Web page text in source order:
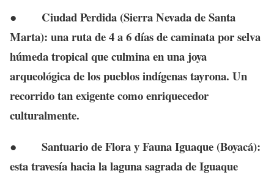
● Ciudad Perdida (Sierra Nevada de Santa
Marta): una ruta de 4 a 6 días de caminata por selva
húmeda tropical que culmina en una joya
arqueológica de los pueblos indígenas tayrona. Un
recorrido tan exigente como enriquecedor
culturalmente.
● Santuario de Flora y Fauna Iguaque (Boyacá):
esta travesía hacia la laguna sagrada de Iguaque